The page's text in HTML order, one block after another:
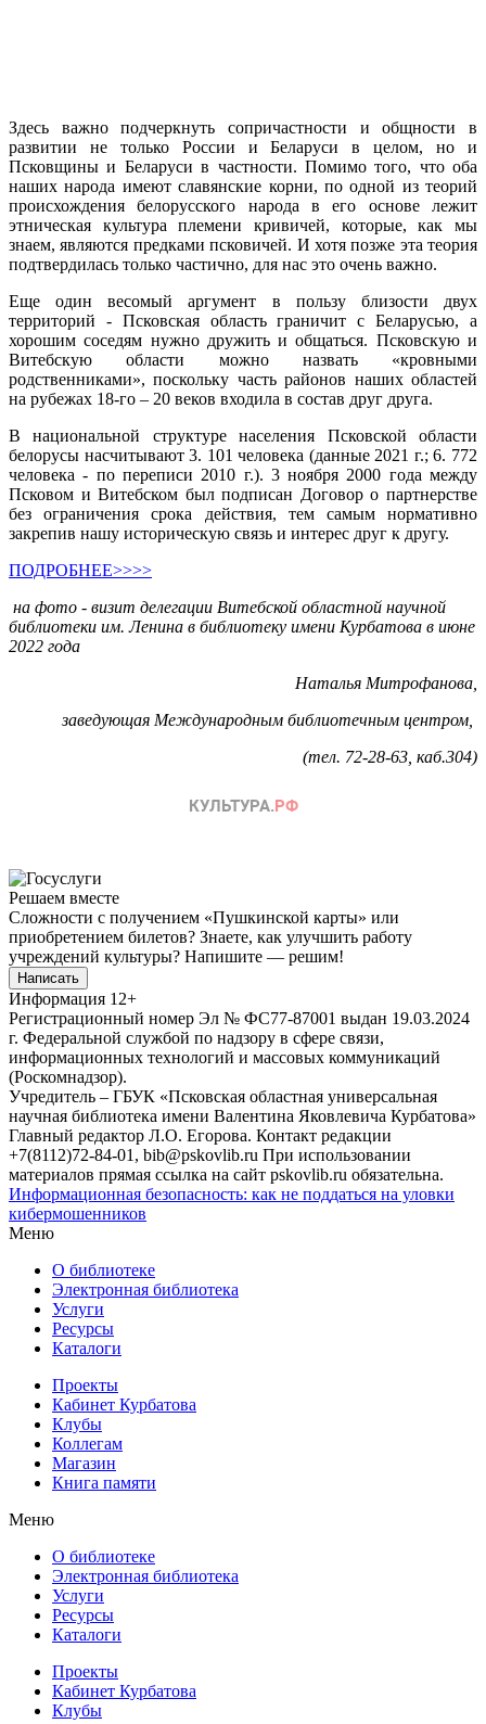
Здесь важно подчеркнуть сопричастности и общности в
развитии не только России и Беларуси в целом, но и
Псковщины и Беларуси в частности. Помимо того, что оба
наших народа имеют славянские корни, по одной из теорий
происхождения белорусского народа в его основе лежит
этническая культура племени кривичей, которые, как мы
знаем, являются предками псковичей. И хотя позже эта теория
подтвердилась только частично, для нас это очень важно.
Еще один весомый аргумент в пользу близости двух
территорий - Псковская область граничит с Беларусью, а
хорошим соседям нужно дружить и общаться. Псковскую и
Витебскую области можно назвать «кровными
родственниками», поскольку часть районов наших областей
на рубежах 18-го – 20 веков входила в состав друг друга.
В национальной структуре населения Псковской области
белорусы насчитывают 3. 101 человека (данные 2021 г.; 6. 772
человека - по переписи 2010 г.). 3 ноября 2000 года между
Псковом и Витебском был подписан Договор о партнерстве
без ограничения срока действия, тем самым нормативно
закрепив нашу историческую связь и интерес друг к другу.
ПОДРОБНЕЕ>>>>
на фото - визит делегации Витебской областной научной
библиотеки им. Ленина в библиотеку имени Курбатова в июне
2022 года
Наталья Митрофанова,
заведующая Международным библиотечным центром,
(тел. 72-28-63, каб.304)
Решаем вместе
Сложности с получением «Пушкинской карты» или
приобретением билетов? Знаете, как улучшить работу
учреждений культуры? Напишите — решим!
Написать
Информация 12+
Регистрационный номер Эл № ФС77-87001 выдан 19.03.2024
г. Федеральной службой по надзору в сфере связи,
информационных технологий и массовых коммуникаций
(Роскомнадзор).
Учредитель – ГБУК «Псковская областная универсальная
научная библиотека имени Валентина Яковлевича Курбатова»
Главный редактор Л.О. Егорова. Контакт редакции
+7(8112)72-84-01, bib@pskovlib.ru При использовании
материалов прямая ссылка на сайт pskovlib.ru обязательна.
Информационная безопасность: как не поддаться на уловки
кибермошенников
Меню
О библиотеке
Электронная библиотека
Услуги
Ресурсы
Каталоги
Проекты
Кабинет Курбатова
Клубы
Коллегам
Магазин
Книга памяти
Меню
О библиотеке
Электронная библиотека
Услуги
Ресурсы
Каталоги
Проекты
Кабинет Курбатова
Клубы